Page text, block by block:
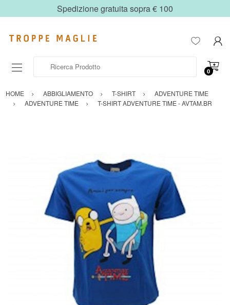
Spedizione gratuita sopra € 100
0
HOME ABBIGLIAMENTO T-SHIRT
ADVENTURE TIME
ADVENTURE TIME
T-SHIRT ADVENTURE TIME - AVTAM.BR